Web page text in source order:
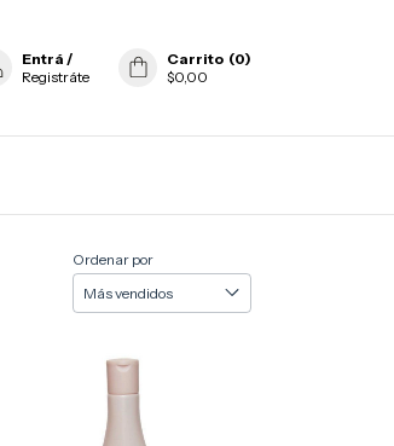
Entrá /
Registráte
Carrito (0)
$0,00
Ordenar por